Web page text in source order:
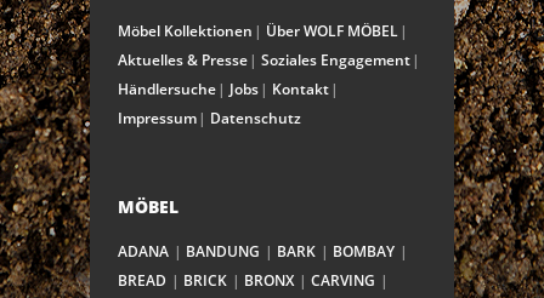
Möbel Kollektionen
Über WOLF MÖBEL
Aktuelles & Presse
Soziales Engagement
Händlersuche
Jobs
Kontakt
Impressum
Datenschutz
MÖBEL
ADANA BANDUNG BARK
BOMBAY
BREAD
BRICK BRONX
CARVING